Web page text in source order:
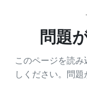
問題
このページを読
しください。問